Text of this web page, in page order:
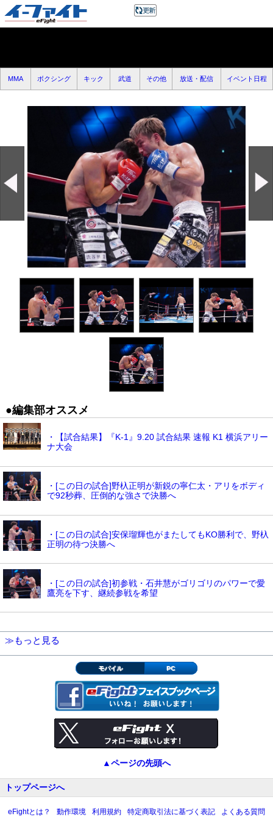
MMA ボクシング キック 武道 その他 放送・配信 イベント日程
●編集部オススメ
・【試合結果】『K-1』9.20 試合結果 速報 K1 横浜アリー
ナ大会
・[この日の試合]野杁正明が新鋭の寧仁太・アリをボディ
で92秒葬、圧倒的な強さで決勝へ
・[この日の試合]安保瑠輝也がまたしてもKO勝利で、野杁
正明の待つ決勝へ
・[この日の試合]初参戦・石井慧がゴリゴリのパワーで愛
鷹亮を下す、継続参戦を希望
≫もっと見る
モバイル PC
▲ページの先頭へ
トップページへ
eFightとは？ 動作環境 利用規約 特定商取引法に基づく表記 よくある質問